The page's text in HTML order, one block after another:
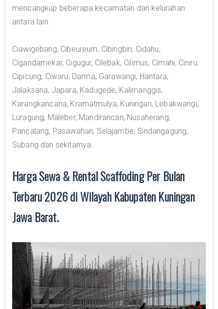
mencangkup beberapa kecamatan dan kelurahan
antara lain :
Ciawigebang, Cibeureum, Cibingbin, Cidahu,
Cigandamekar, Cigugur, Cilebak, Cilimus, Cimahi, Ciniru,
Cipicung, Ciwaru, Darma, Garawangi, Hantara,
Jalaksana, Japara, Kadugede, Kalimanggis,
Karangkancana, Kramatmulya, Kuningan, Lebakwangi,
Luragung, Maleber, Mandirancan, Nusaherang,
Pancalang, Pasawahan, Selajambe, Sindangagung,
Subang dan sekitarnya.
Harga Sewa & Rental Scaffoding Per Bulan
Terbaru 2026 di Wilayah Kabupaten Kuningan
Jawa Barat.